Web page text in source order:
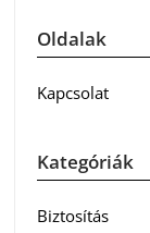
Oldalak
Kapcsolat
Kategóriák
Biztosítás